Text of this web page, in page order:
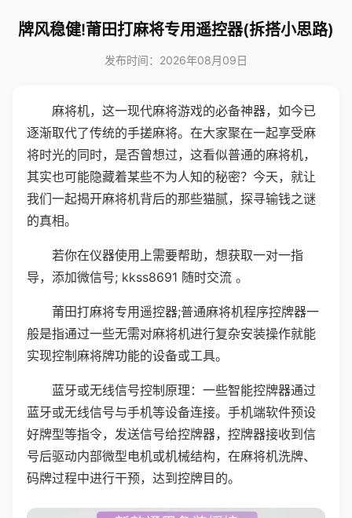
牌风稳健!莆田打麻将专用遥控器(拆搭小思路)
发布时间：2026年08月09日
麻将机，这一现代麻将游戏的必备神器，如今已
逐渐取代了传统的手搓麻将。在大家聚在一起享受麻
将时光的同时，是否曾想过，这看似普通的麻将机，
其实也可能隐藏着某些不为人知的秘密？今天，就让
我们一起揭开麻将机背后的那些猫腻，探寻输钱之谜
的真相。
若你在仪器使用上需要帮助，想获取一对一指
导，添加微信号; kkss8691 随时交流 。
莆田打麻将专用遥控器;普通麻将机程序控牌器一
般是指通过一些无需对麻将机进行复杂安装操作就能
实现控制麻将牌功能的设备或工具。
蓝牙或无线信号控制原理：一些智能控牌器通过
蓝牙或无线信号与手机等设备连接。手机端软件预设
好牌型等指令，发送信号给控牌器，控牌器接收到信
号后驱动内部微型电机或机械结构，在麻将机洗牌、
码牌过程中进行干预，达到控牌目的。